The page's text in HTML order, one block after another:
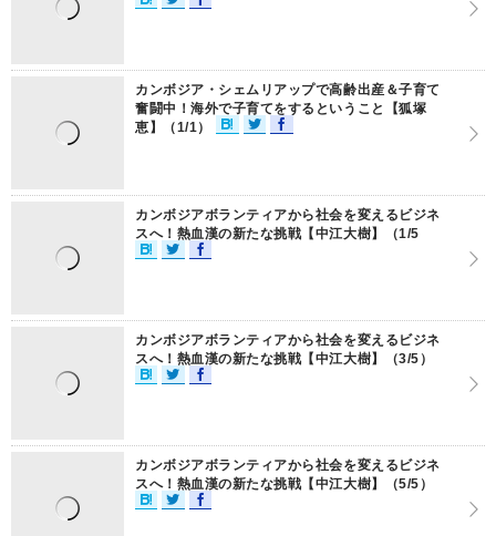
カンボジア・シェムリアップで高齢出産＆子育て
奮闘中！海外で子育てをするということ【狐塚
恵】（1/1）
カンボジアボランティアから社会を変えるビジネ
スへ！熱血漢の新たな挑戦【中江大樹】（1/5
カンボジアボランティアから社会を変えるビジネ
スへ！熱血漢の新たな挑戦【中江大樹】（3/5）
カンボジアボランティアから社会を変えるビジネ
スへ！熱血漢の新たな挑戦【中江大樹】（5/5）